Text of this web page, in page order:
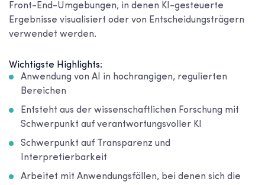
Front-End-Umgebungen, in denen KI-gesteuerte
Ergebnisse visualisiert oder von Entscheidungsträgern
verwendet werden.
Wichtigste Highlights:
Anwendung von AI in hochrangigen, regulierten
Bereichen
Entsteht aus der wissenschaftlichen Forschung mit
Schwerpunkt auf verantwortungsvoller KI
Schwerpunkt auf Transparenz und
Interpretierbarkeit
Arbeitet mit Anwendungsfällen, bei denen sich die